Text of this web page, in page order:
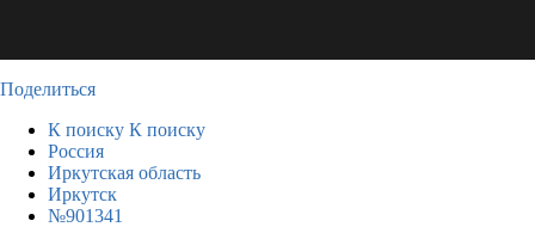
Поделиться
К поиску К поиску
Россия
Иркутская область
Иркутск
№901341